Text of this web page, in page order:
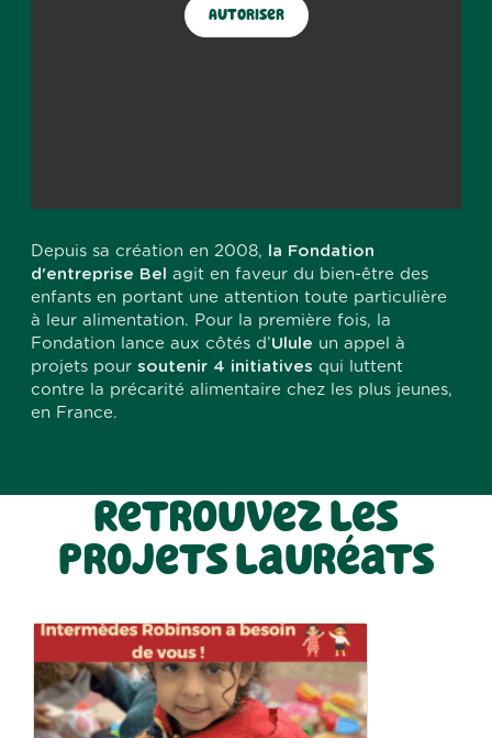
Autoriser
Depuis sa création en 2008, la Fondation
d'entreprise Bel agit en faveur du bien-être des
enfants en portant une attention toute particulière
à leur alimentation. Pour la première fois, la
Fondation lance aux côtés d’Ulule un appel à
projets pour soutenir 4 initiatives qui luttent
contre la précarité alimentaire chez les plus jeunes,
en France.
Retrouvez les
projets lauréats
Dans les bidonvilles, nous avons besoin
de vous pour fournir du lait maternisé et
des couches pour les plus petits !